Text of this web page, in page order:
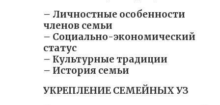
– Личностные особенности
членов семьи
– Социально-экономический
статус
– Культурные традиции
– История семьи
УКРЕПЛЕНИЕ СЕМЕЙНЫХ УЗ